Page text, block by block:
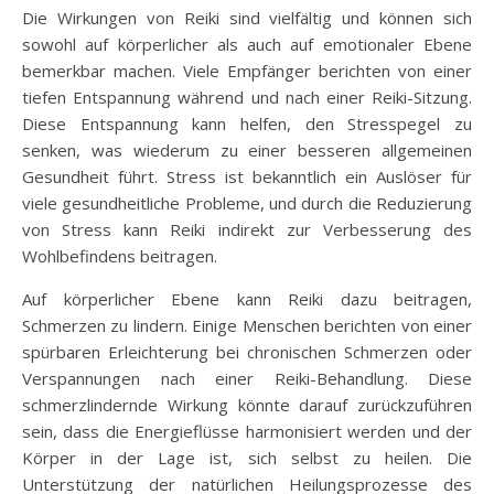
Die Wirkungen von Reiki sind vielfältig und können sich
sowohl auf körperlicher als auch auf emotionaler Ebene
bemerkbar machen. Viele Empfänger berichten von einer
tiefen Entspannung während und nach einer Reiki-Sitzung.
Diese Entspannung kann helfen, den Stresspegel zu
senken, was wiederum zu einer besseren allgemeinen
Gesundheit führt. Stress ist bekanntlich ein Auslöser für
viele gesundheitliche Probleme, und durch die Reduzierung
von Stress kann Reiki indirekt zur Verbesserung des
Wohlbefindens beitragen.
Auf körperlicher Ebene kann Reiki dazu beitragen,
Schmerzen zu lindern. Einige Menschen berichten von einer
spürbaren Erleichterung bei chronischen Schmerzen oder
Verspannungen nach einer Reiki-Behandlung. Diese
schmerzlindernde Wirkung könnte darauf zurückzuführen
sein, dass die Energieflüsse harmonisiert werden und der
Körper in der Lage ist, sich selbst zu heilen. Die
Unterstützung der natürlichen Heilungsprozesse des